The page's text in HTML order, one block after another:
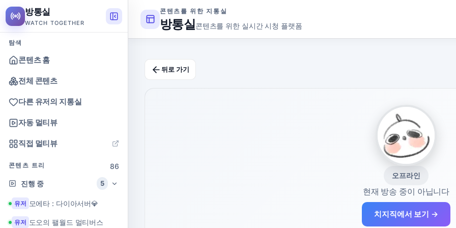
방통실
WATCH TOGETHER
탐색
콘텐츠 홈
전체 콘텐츠
다른 유저의 지통실
자동 멀티뷰
직접 멀티뷰
콘텐츠 트리
86
진행 중
5
유저 모에타 : 다이아서버💎
유저 도오의 팰월드 멀티버스
콘텐츠를 위한 지통실
방통실콘텐츠를 위한 실시간 시청 플랫폼
뒤로 가기
오프라인
현재 방송 중이 아닙니다
치지직에서 보기 →